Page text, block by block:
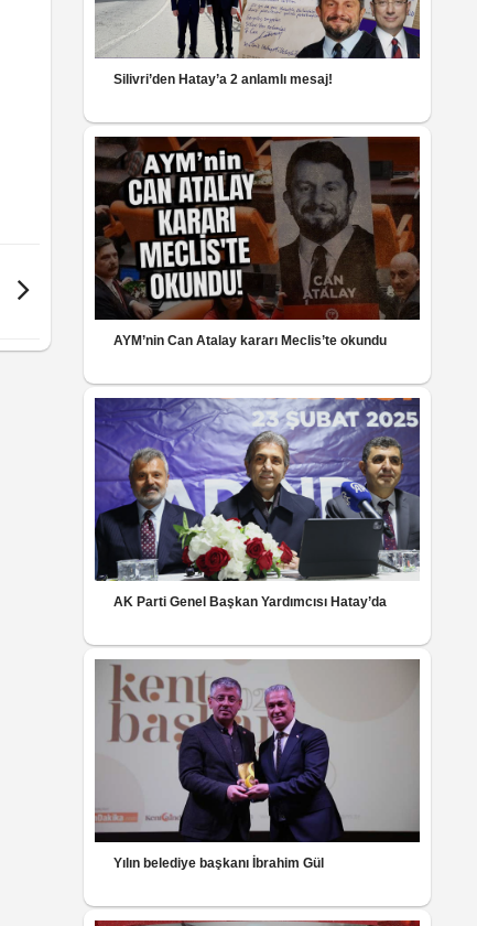
Silivri’den Hatay’a 2 anlamlı mesaj!
AYM’nin Can Atalay kararı Meclis’te okundu
AK Parti Genel Başkan Yardımcısı Hatay’da
Yılın belediye başkanı İbrahim Gül